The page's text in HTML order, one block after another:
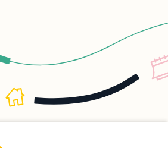
in der Beiz die
Das Jodelchörli
Sie an einem der
anzutreffen.